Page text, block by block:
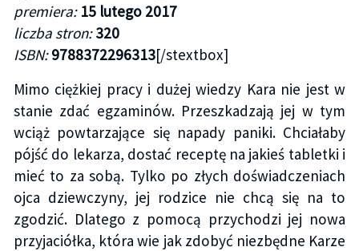
premiera: 15 lutego 2017
liczba stron: 320
ISBN: 9788372296313[/stextbox]
Mimo ciężkiej pracy i dużej wiedzy Kara nie jest w
stanie zdać egzaminów. Przeszkadzają jej w tym
wciąż powtarzające się napady paniki. Chciałaby
pójść do lekarza, dostać receptę na jakieś tabletki i
mieć to za sobą. Tylko po złych doświadczeniach
ojca dziewczyny, jej rodzice nie chcą się na to
zgodzić. Dlatego z pomocą przychodzi jej nowa
przyjaciółka, która wie jak zdobyć niezbędne Karze